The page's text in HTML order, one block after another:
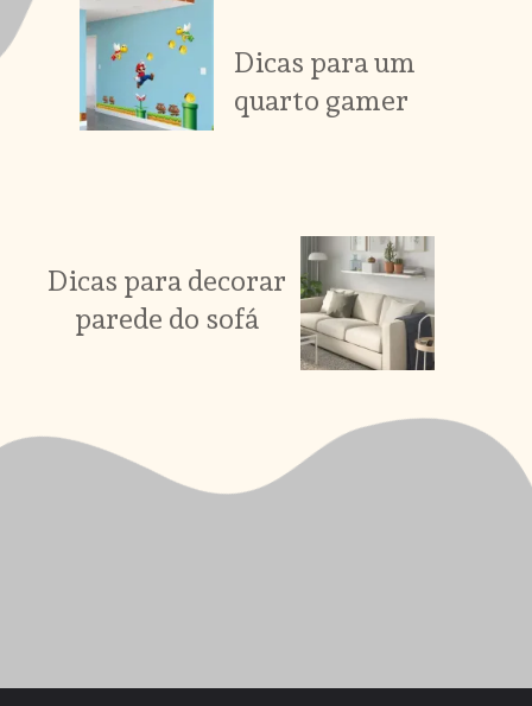
Dicas para um
quarto gamer
Dicas para decorar
parede do sofá